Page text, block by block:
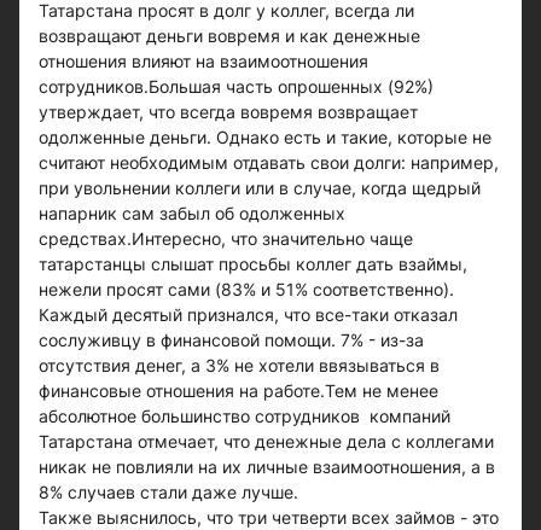
Татарстана просят в долг у коллег, всегда ли
возвращают деньги вовремя и как денежные
отношения влияют на взаимоотношения
сотрудников.Большая часть опрошенных (92%)
утверждает, что всегда вовремя возвращает
одолженные деньги. Однако есть и такие, которые не
считают необходимым отдавать свои долги: например,
при увольнении коллеги или в случае, когда щедрый
напарник сам забыл об одолженных
средствах.Интересно, что значительно чаще
татарстанцы слышат просьбы коллег дать взаймы,
нежели просят сами (83% и 51% соответственно).
Каждый десятый признался, что все-таки отказал
сослуживцу в финансовой помощи. 7% - из-за
отсутствия денег, а 3% не хотели ввязываться в
финансовые отношения на работе.Тем не менее
абсолютное большинство сотрудников компаний
Татарстана отмечает, что денежные дела с коллегами
никак не повлияли на их личные взаимоотношения, а в
8% случаев стали даже лучше.
Также выяснилось, что три четверти всех займов - это